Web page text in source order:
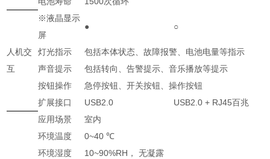
人机交
互
※液晶显示
屏
● ○
灯光指示
包括本体状态、故障报警、电池电量等指示
声音提示
包括转向、告警提示、音乐播放等提示
按钮操作
急停按钮、开关按钮、操作按钮
扩展接口
USB2.0 USB2.0 + RJ45百兆
应用场景
室内
环境温度
0~40℃
环境湿度
10~90%RH ，
无凝露